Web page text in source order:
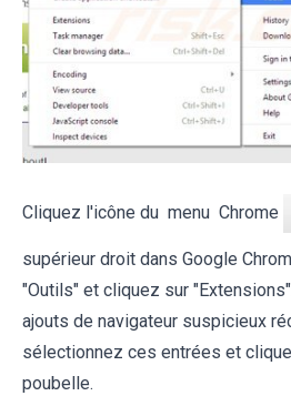
Cliquez l'icône du menu Chrome
supérieur droit dans Google
"Outils" et cliquez sur
ajouts de navigateur suspicieux
sélectionnez ces entrées et
poubelle.